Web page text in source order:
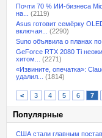
Почти 70 % ИИ-бизнеса
на...
(2119)
Asus готовит семёрку
включая...
(2290)
Suno объявила о планах по
GeForce RTX 2080 Ti
хитом...
(2271)
«Извините, опечатка»:
удалил...
(1814)
< 3 4 5 6 7
Популярные
США стали главным